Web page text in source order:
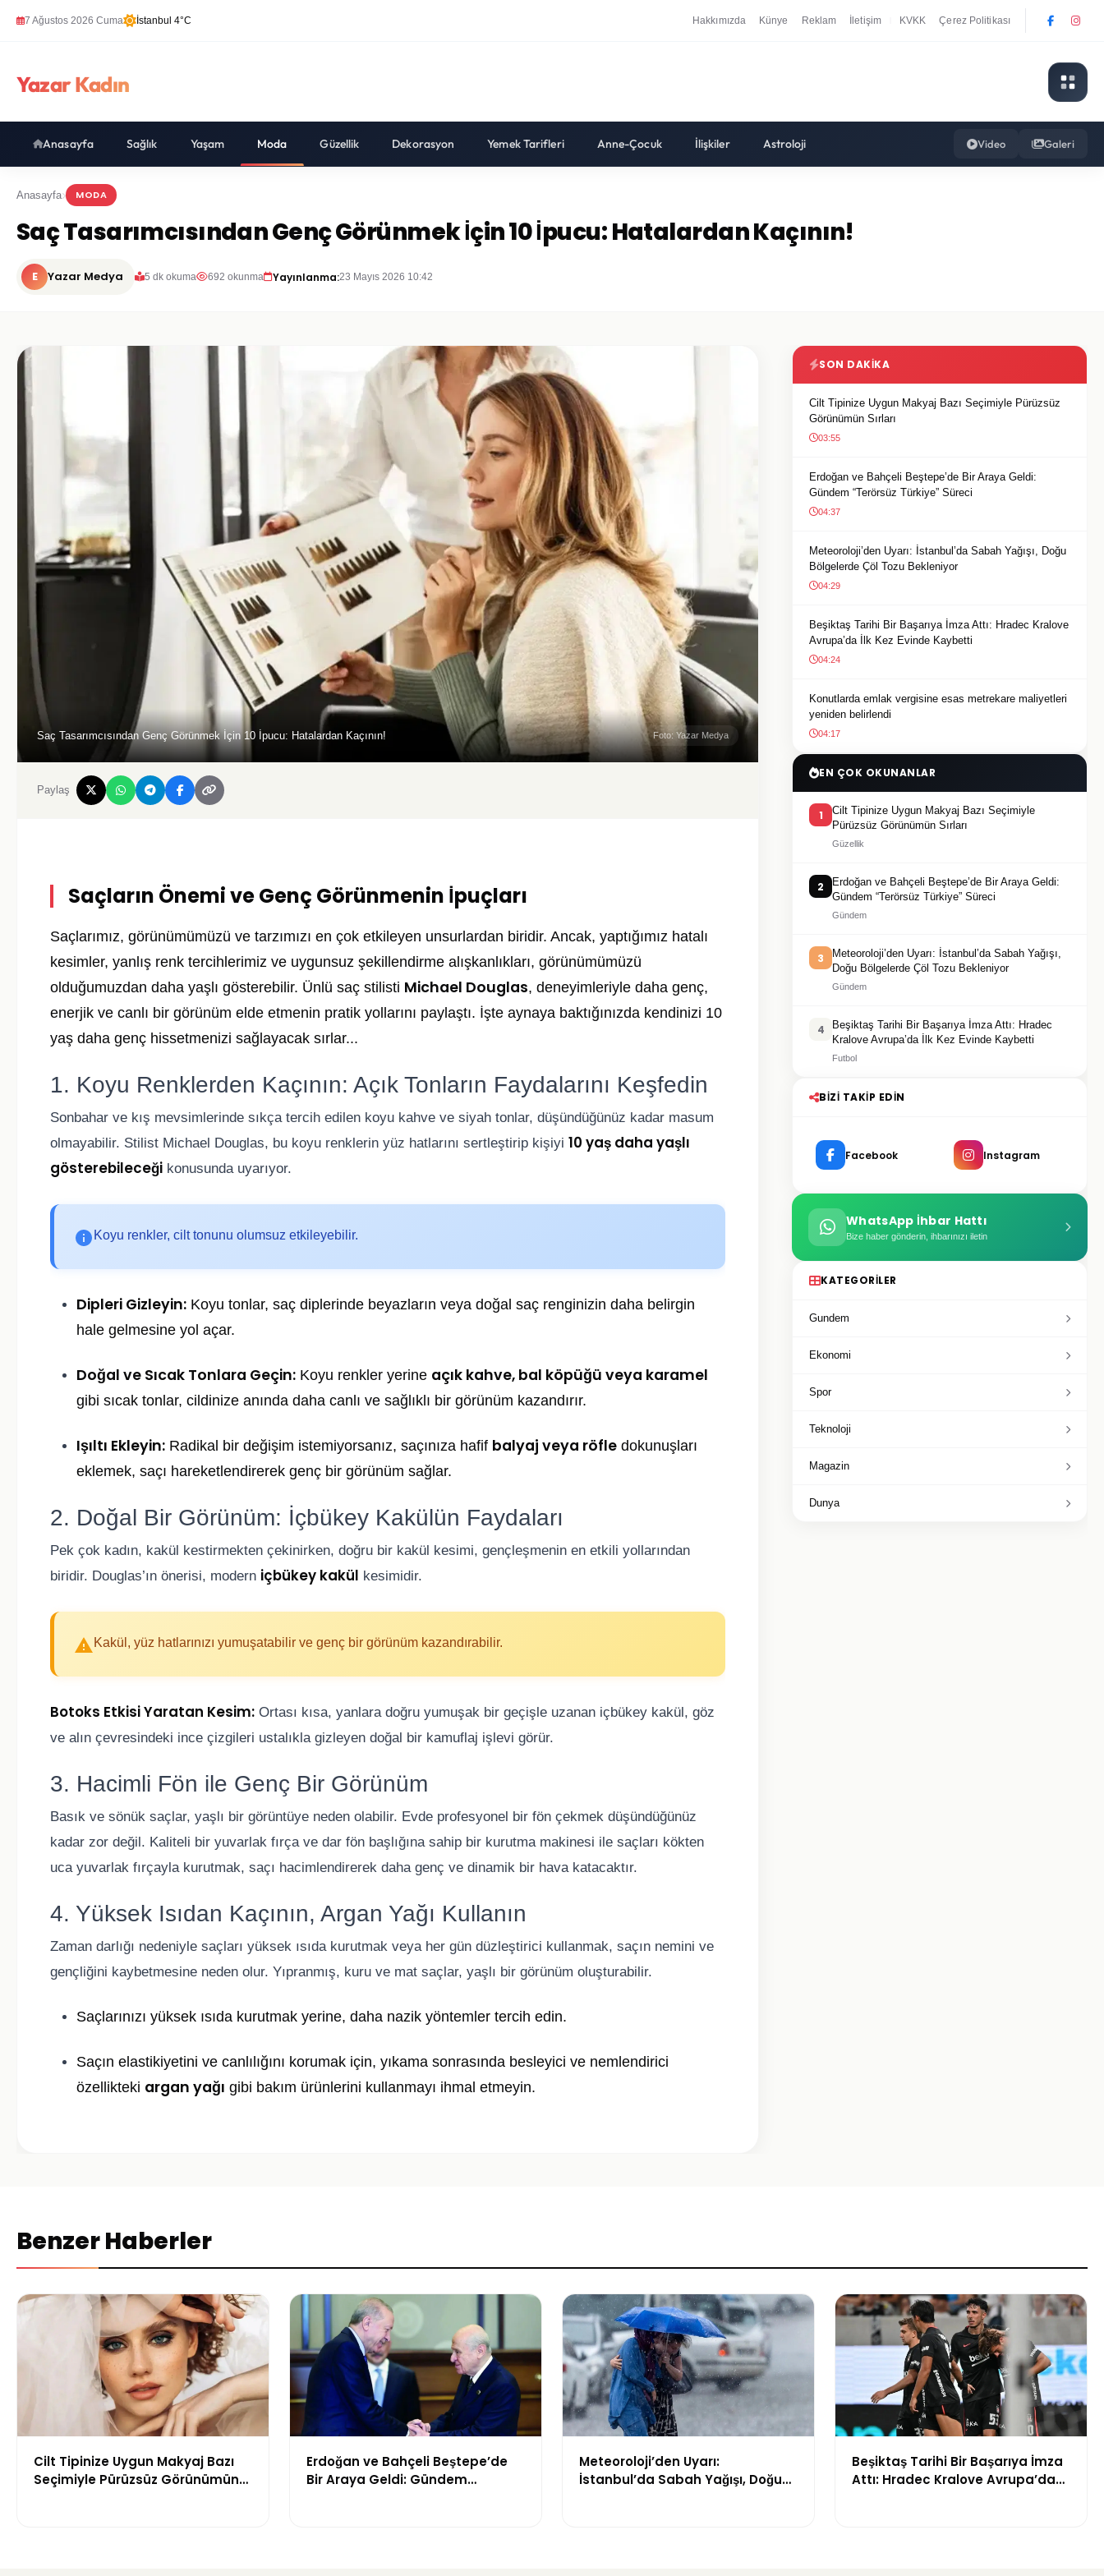
7 Ağustos 2026 Cuma İstanbul 4°C Hakkımızda Künye Reklam İletişim KVKK Çerez Politikası
Yazar Kadın
Anasayfa Sağlık Yaşam Moda Güzellik Dekorasyon Yemek Tarifleri Anne-Çocuk İlişkiler Astroloji Video Galeri
Anasayfa MODA
Saç Tasarımcısından Genç Görünmek İçin 10 İpucu: Hatalardan Kaçının!
E Yazar Medya 5 dk okuma 692 okunma Yayınlanma:23 Mayıs 2026 10:42
Saç Tasarımcısından Genç Görünmek İçin 10 İpucu: Hatalardan Kaçının! Foto: Yazar Medya
Paylaş
Saçların Önemi ve Genç Görünmenin İpuçları
Saçlarımız, görünümümüzü ve tarzımızı en çok etkileyen unsurlardan biridir. Ancak, yaptığımız hatalı
kesimler, yanlış renk tercihlerimiz ve uygunsuz şekillendirme alışkanlıkları, görünümümüzü
olduğumuzdan daha yaşlı gösterebilir. Ünlü saç stilisti Michael Douglas, deneyimleriyle daha genç,
enerjik ve canlı bir görünüm elde etmenin pratik yollarını paylaştı. İşte aynaya baktığınızda kendinizi 10
yaş daha genç hissetmenizi sağlayacak sırlar...
1. Koyu Renklerden Kaçının: Açık Tonların Faydalarını Keşfedin
Sonbahar ve kış mevsimlerinde sıkça tercih edilen koyu kahve ve siyah tonlar, düşündüğünüz kadar masum
olmayabilir. Stilist Michael Douglas, bu koyu renklerin yüz hatlarını sertleştirip kişiyi 10 yaş daha yaşlı
gösterebileceği konusunda uyarıyor.
Koyu renkler, cilt tonunu olumsuz etkileyebilir.
Dipleri Gizleyin: Koyu tonlar, saç diplerinde beyazların veya doğal saç renginizin daha belirgin
hale gelmesine yol açar.
Doğal ve Sıcak Tonlara Geçin: Koyu renkler yerine açık kahve, bal köpüğü veya karamel
gibi sıcak tonlar, cildinize anında daha canlı ve sağlıklı bir görünüm kazandırır.
Işıltı Ekleyin: Radikal bir değişim istemiyorsanız, saçınıza hafif balyaj veya röfle dokunuşları
eklemek, saçı hareketlendirerek genç bir görünüm sağlar.
2. Doğal Bir Görünüm: İçbükey Kakülün Faydaları
Pek çok kadın, kakül kestirmekten çekinirken, doğru bir kakül kesimi, gençleşmenin en etkili yollarından
biridir. Douglas’ın önerisi, modern içbükey kakül kesimidir.
Kakül, yüz hatlarınızı yumuşatabilir ve genç bir görünüm kazandırabilir.
Botoks Etkisi Yaratan Kesim: Ortası kısa, yanlara doğru yumuşak bir geçişle uzanan içbükey kakül, göz
ve alın çevresindeki ince çizgileri ustalıkla gizleyen doğal bir kamuflaj işlevi görür.
3. Hacimli Fön ile Genç Bir Görünüm
Basık ve sönük saçlar, yaşlı bir görüntüye neden olabilir. Evde profesyonel bir fön çekmek düşündüğünüz
kadar zor değil. Kaliteli bir yuvarlak fırça ve dar fön başlığına sahip bir kurutma makinesi ile saçları kökten
uca yuvarlak fırçayla kurutmak, saçı hacimlendirerek daha genç ve dinamik bir hava katacaktır.
4. Yüksek Isıdan Kaçının, Argan Yağı Kullanın
Zaman darlığı nedeniyle saçları yüksek ısıda kurutmak veya her gün düzleştirici kullanmak, saçın nemini ve
gençliğini kaybetmesine neden olur. Yıpranmış, kuru ve mat saçlar, yaşlı bir görünüm oluşturabilir.
Saçlarınızı yüksek ısıda kurutmak yerine, daha nazik yöntemler tercih edin.
Saçın elastikiyetini ve canlılığını korumak için, yıkama sonrasında besleyici ve nemlendirici
özellikteki argan yağı gibi bakım ürünlerini kullanmayı ihmal etmeyin.
SON DAKIKA
Cilt Tipinize Uygun Makyaj Bazı Seçimiyle Pürüzsüz
Görünümün Sırları
03:55
Erdoğan ve Bahçeli Beştepe’de Bir Araya Geldi:
Gündem “Terörsüz Türkiye” Süreci
04:37
Meteoroloji’den Uyarı: İstanbul’da Sabah Yağışı, Doğu
Bölgelerde Çöl Tozu Bekleniyor
04:29
Beşiktaş Tarihi Bir Başarıya İmza Attı: Hradec Kralove
Avrupa’da İlk Kez Evinde Kaybetti
04:24
Konutlarda emlak vergisine esas metrekare maliyetleri
yeniden belirlendi
04:17
EN ÇOK OKUNANLAR
1
Cilt Tipinize Uygun Makyaj Bazı Seçimiyle
Pürüzsüz Görünümün Sırları
Güzellik
2
Erdoğan ve Bahçeli Beştepe’de Bir Araya Geldi:
Gündem “Terörsüz Türkiye” Süreci
Gündem
3
Meteoroloji’den Uyarı: İstanbul’da Sabah Yağışı,
Doğu Bölgelerde Çöl Tozu Bekleniyor
Gündem
4
Beşiktaş Tarihi Bir Başarıya İmza Attı: Hradec
Kralove Avrupa’da İlk Kez Evinde Kaybetti
Futbol
BIZI TAKIP EDIN
Facebook Instagram
WhatsApp İhbar Hattı
Bize haber gönderin, ihbarınızı iletin
KATEGORILER
Gundem
Ekonomi
Spor
Teknoloji
Magazin
Dunya
Benzer Haberler
Cilt Tipinize Uygun Makyaj Bazı
Seçimiyle Pürüzsüz Görünümün
Erdoğan ve Bahçeli Beştepe’de
Bir Araya Geldi: Gündem
Meteoroloji’den Uyarı:
İstanbul’da Sabah Yağışı, Doğu
Beşiktaş Tarihi Bir Başarıya İmza
Attı: Hradec Kralove Avrupa’da